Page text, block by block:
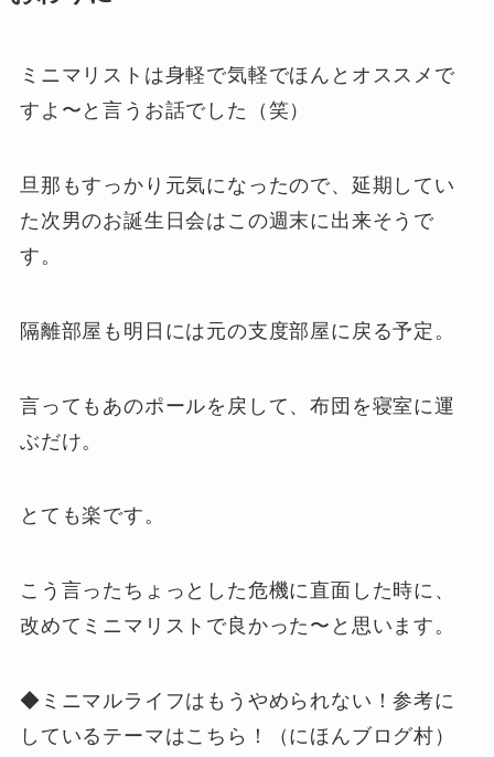
ミニマリストは身軽で気軽でほんとオススメで
すよ〜と言うお話でした（笑）
旦那もすっかり元気になったので、延期してい
た次男のお誕生日会はこの週末に出来そうで
す。
隔離部屋も明日には元の支度部屋に戻る予定。
言ってもあのポールを戻して、布団を寝室に運
ぶだけ。
とても楽です。
こう言ったちょっとした危機に直面した時に、
改めてミニマリストで良かった〜と思います。
◆ミニマルライフはもうやめられない！参考に
しているテーマはこちら！（にほんブログ村）